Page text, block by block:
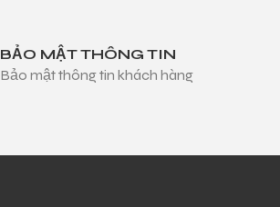
BẢO MẬT THÔNG TIN
Bảo mật thông tin khách hàng